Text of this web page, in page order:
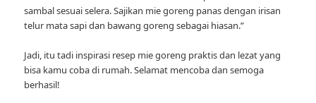
sambal sesuai selera. Sajikan mie goreng panas dengan irisan
telur mata sapi dan bawang goreng sebagai hiasan.”
Jadi, itu tadi inspirasi resep mie goreng praktis dan lezat yang
bisa kamu coba di rumah. Selamat mencoba dan semoga
berhasil!